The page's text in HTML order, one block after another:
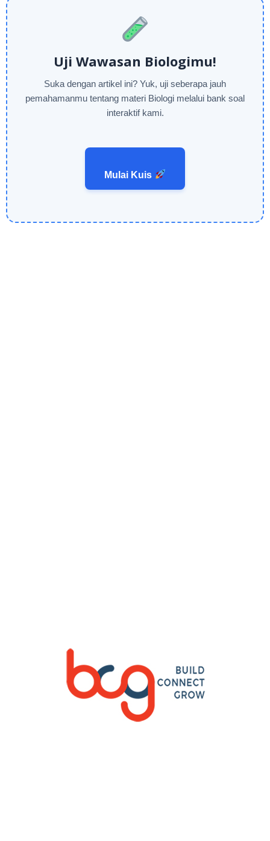
Uji Wawasan Biologimu!
Suka dengan artikel ini? Yuk, uji seberapa jauh
pemahamanmu tentang materi Biologi melalui bank soal
interaktif kami.
Mulai Kuis